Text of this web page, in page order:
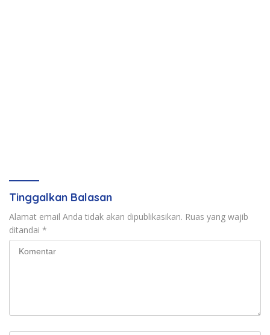
Tinggalkan Balasan
Alamat email Anda tidak akan dipublikasikan. Ruas yang wajib
ditandai *